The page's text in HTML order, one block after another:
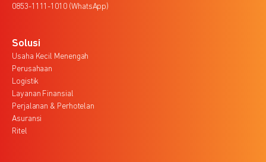
0853-1111-1010 (WhatsApp)
Solusi
Usaha Kecil Menengah
Perusahaan
Logistik
Layanan Finansial
Perjalanan & Perhotelan
Asuransi
Ritel